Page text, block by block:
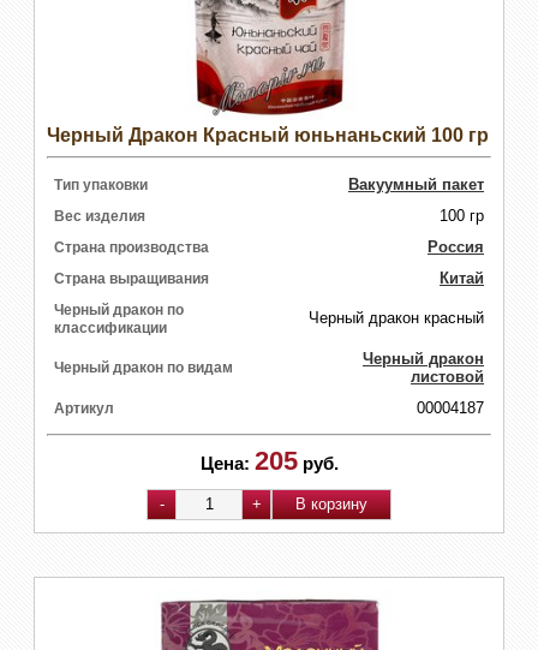
Черный Дракон Красный юньнаньский 100 гр
Тип упаковки Вакуумный пакет
Вес изделия 100 гр
Страна производства Россия
Страна выращивания Китай
Черный дракон по
классификации
Черный дракон красный
Черный дракон по видам
Черный дракон
листовой
Артикул 00004187
Цена: 205 руб.